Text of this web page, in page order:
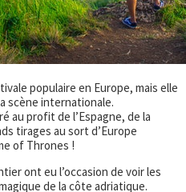
populaire en Europe, mais elle
scène internationale.
au profit de l’Espagne, de la
tirages au sort d’Europe
of Thrones !
ont eu l’occasion de voir les
de la côte adriatique.